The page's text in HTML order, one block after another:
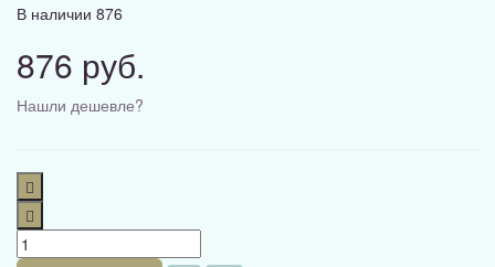
В наличии 876
876 руб.
Нашли дешевле?